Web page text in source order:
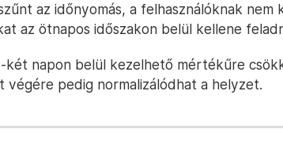
az időnyomás, a felhasználóknak nem
az ötnapos időszakon belül kellene
két napon belül kezelhető mértékűre
pedig normalizálódhat a helyzet.